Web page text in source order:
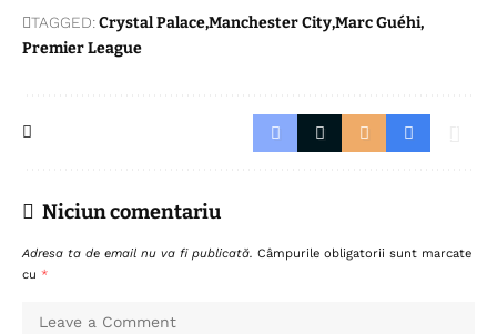
TAGGED:Crystal PalaceManchester CityMarc Guéhi
Premier League
Niciun comentariu
Adresa ta de email nu va fi publicată. Câmpurile obligatorii sunt marcate
cu *